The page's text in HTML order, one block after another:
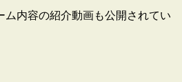
内容の紹介動画も公開されてい